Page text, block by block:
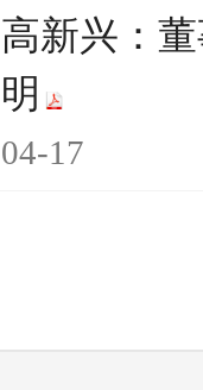
高新兴：
明
04-17